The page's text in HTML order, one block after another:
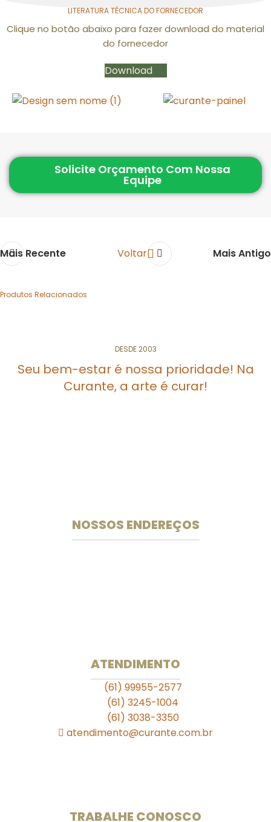
LITERATURA TÉCNICA DO FORNECEDOR
Clique no botão abaixo para fazer download do material
do fornecedor
Download
Solicite Orçamento Com Nossa
Equipe
Mais Recente Voltar Mais Antigo
Produtos Relacionados
DESDE 2003
Seu bem-estar é nossa prioridade! Na
Curante, a arte é curar!
NOSSOS ENDEREÇOS
ATENDIMENTO
(61) 99955-2577
(61) 3245-1004
(61) 3038-3350
atendimento@curante.com.br
TRABALHE CONOSCO